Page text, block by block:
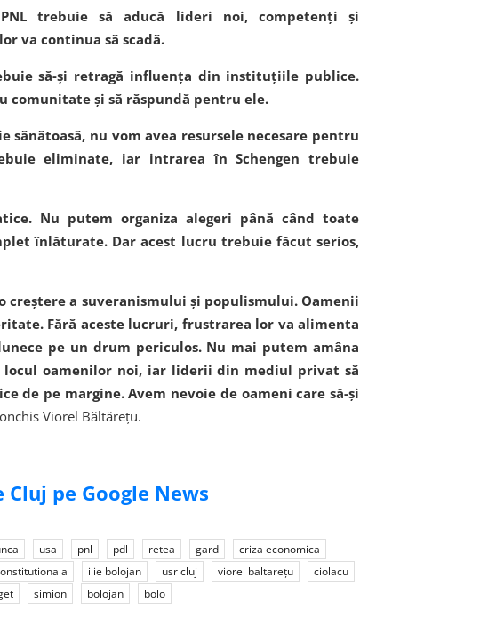
trebuie să aducă lideri noi, competenți și
va continua să scadă.
să-și retragă influența din instituțiile publice.
comunitate și să răspundă pentru ele.
sănătoasă, nu vom avea resursele necesare pentru
eliminate, iar intrarea în Schengen trebuie
Nu putem organiza alegeri până când toate
înlăturate. Dar acest lucru trebuie făcut serios,
creștere a suveranismului și populismului. Oamenii
Fără aceste lucruri, frustrarea lor va alimenta
pe un drum periculos. Nu mai putem amâna
locul oamenilor noi, iar liderii din mediul privat să
de pe margine. Avem nevoie de oameni care să-și
Viorel Băltărețu.
pe Google News
usa pnl pdl retea gard
criza economica
ilie bolojan usr cluj viorel baltarețu
ciolacu
simion bolojan bolo